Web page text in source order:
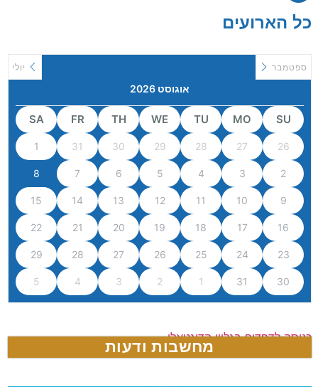
כל הארועים
יולי
אוגוסט 2026
ספטמבר
SU
MO
TU
WE
TH
FR
SA
26
27
28
29
30
31
1
2
3
4
5
6
7
8
9
10
11
12
13
14
15
16
17
18
19
20
21
22
23
24
25
26
27
28
29
30
31
1
2
3
4
5
כניסה לדפדוף בגליון הדיגטאלי
מחשבות ודעות